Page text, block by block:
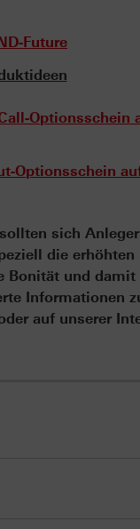
Future
Optionsschein
Optionsschein
sich
die
Bonität und
Informationen
auf unserer